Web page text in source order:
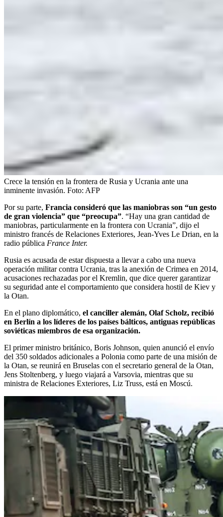
Crece la tensión en la frontera de Rusia y Ucrania ante una
inminente invasión. Foto: AFP
Por su parte, Francia consideró que las maniobras son “un gesto
de gran violencia” que “preocupa”. “Hay una gran cantidad de
maniobras, particularmente en la frontera con Ucrania”, dijo el
ministro francés de Relaciones Exteriores, Jean-Yves Le Drian, en la
radio pública France Inter.
Rusia es acusada de estar dispuesta a llevar a cabo una nueva
operación militar contra Ucrania, tras la anexión de Crimea en 2014,
acusaciones rechazadas por el Kremlin, que dice querer garantizar
su seguridad ante el comportamiento que considera hostil de Kiev y
la Otan.
En el plano diplomático, el canciller alemán, Olaf Scholz, recibió
en Berlín a los líderes de los países bálticos, antiguas repúblicas
soviéticas miembros de esa organización.
El primer ministro británico, Boris Johnson, quien anunció el envío
del 350 soldados adicionales a Polonia como parte de una misión de
la Otan, se reunirá en Bruselas con el secretario general de la Otan,
Jens Stoltenberg, y luego viajará a Varsovia, mientras que su
ministra de Relaciones Exteriores, Liz Truss, está en Moscú.